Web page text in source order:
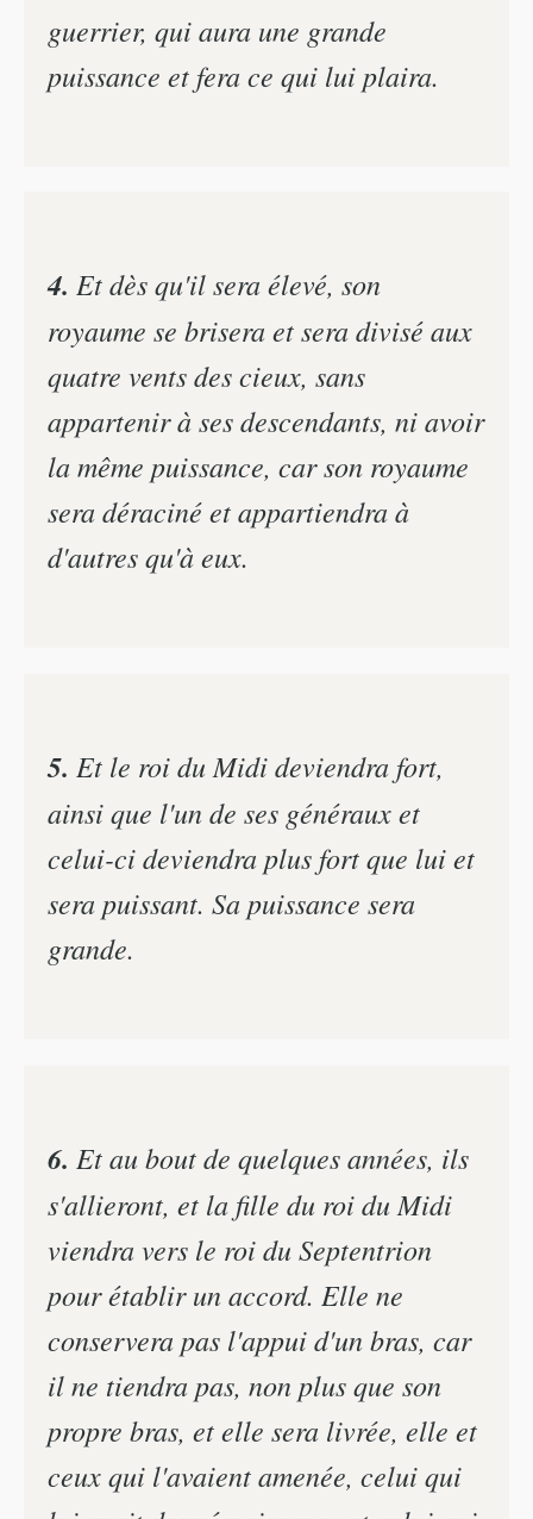
guerrier, qui aura une grande
puissance et fera ce qui lui plaira.
4. Et dès qu'il sera élevé, son
royaume se brisera et sera divisé aux
quatre vents des cieux, sans
appartenir à ses descendants, ni avoir
la même puissance, car son royaume
sera déraciné et appartiendra à
d'autres qu'à eux.
5. Et le roi du Midi deviendra fort,
ainsi que l'un de ses généraux et
celui-ci deviendra plus fort que lui et
sera puissant. Sa puissance sera
grande.
6. Et au bout de quelques années, ils
s'allieront, et la fille du roi du Midi
viendra vers le roi du Septentrion
pour établir un accord. Elle ne
conservera pas l'appui d'un bras, car
il ne tiendra pas, non plus que son
propre bras, et elle sera livrée, elle et
ceux qui l'avaient amenée, celui qui